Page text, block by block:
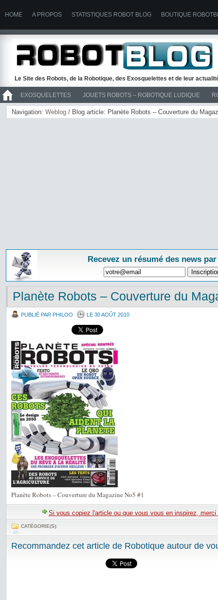
HOME A PROPOS STATISTIQUES ROBOT BLOG BOUTIQUE
Le Site des Robots, de la Robotique, des Exosquelettes et de leur
EXOSQUELETTES JOUETS ROBOTS – ROBOTIQUE LUDIQUE
>> ROBOTS
Navigation: Weblog / Blog article: Planète Robots – Couverture du
Recevez un résumé des news
Planète Robots – Couverture du
PUBLIÉ PAR PHILOO LE 30 AOÛT 2010
Planète Robots – Couverture du Magazine No5 #1
Si vous copiez l'article ou que vous vous en inspirez,
CATÉGORIE(S):
Recommandez cet article de Robotique autour de